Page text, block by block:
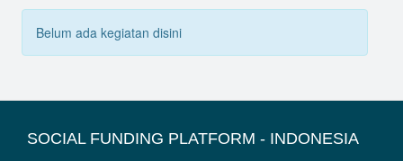
Belum ada kegiatan disini
SOCIAL FUNDING PLATFORM - INDONESIA